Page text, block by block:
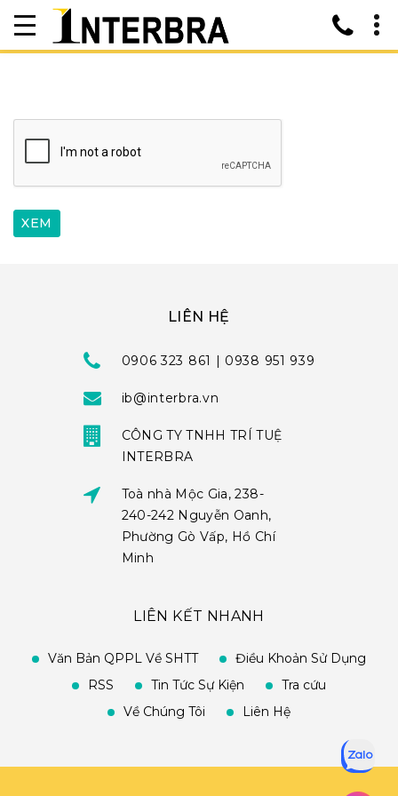
LIÊN HỆ
0906 323 861 | 0938 951 939
ib@interbra.vn
CÔNG TY TNHH TRÍ TUỆ
INTERBRA
Toà nhà Mộc Gia, 238-
240-242 Nguyễn Oanh,
Phường Gò Vấp, Hồ Chí
Minh
LIÊN KẾT NHANH
Văn Bản QPPL Về SHTT
Điều Khoản Sử Dụng
RSS
Tin Tức Sự Kiện
Tra cứu
Về Chúng Tôi
Liên Hệ